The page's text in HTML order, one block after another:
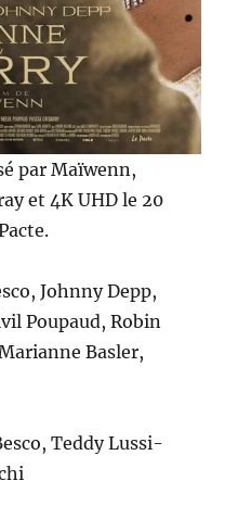
par Maïwenn,
et 4K UHD le 20
Johnny Depp,
Poupaud, Robin
Basler,
Teddy Lussi-